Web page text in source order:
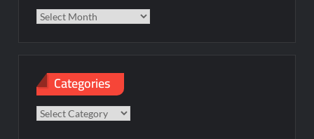
Categories
Categories